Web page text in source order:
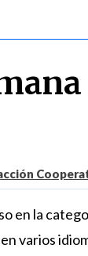
en la
varios